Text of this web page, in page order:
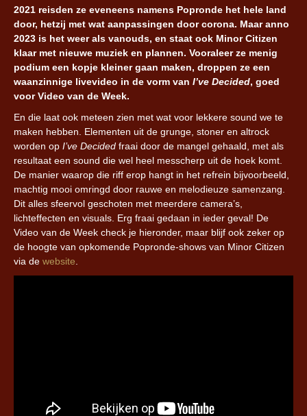
2021 reisden ze eveneens namens Popronde het hele land
door, hetzij met wat aanpassingen door corona. Maar anno
2023 is het weer als vanouds, en staat ook Minor Citizen
klaar met nieuwe muziek en plannen. Vooraleer ze menig
podium een kopje kleiner gaan maken, droppen ze een
waanzinnige livevideo in de vorm van I’ve Decided, goed
voor Video van de Week.
En die laat ook meteen zien met wat voor lekkere sound we te
maken hebben. Elementen uit de grunge, stoner en altrock
worden op I’ve Decided fraai door de mangel gehaald, met als
resultaat een sound die wel heel messcherp uit de hoek komt.
De manier waarop die riff erop hangt in het refrein bijvoorbeeld,
machtig mooi omringd door rauwe en melodieuze samenzang.
Dit alles sfeervol geschoten met meerdere camera’s,
lichteffecten en visuals. Erg fraai gedaan in ieder geval! De
Video van de Week check je hieronder, maar blijf ook zeker op
de hoogte van opkomende Popronde-shows van Minor Citizen
via de website